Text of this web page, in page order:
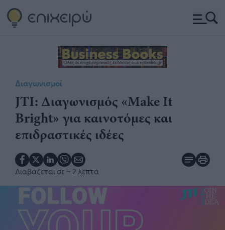
Διαγωνισμοί
JTI: Διαγωνισμός «Make It
Bright» για καινοτόμες και
επιδραστικές ιδέες
Διαβάζεται σε ~ 2 λεπτά